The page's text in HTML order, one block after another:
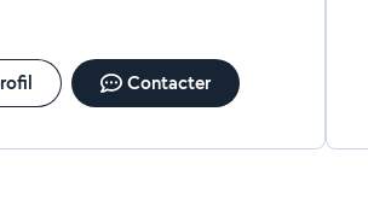
Contacter